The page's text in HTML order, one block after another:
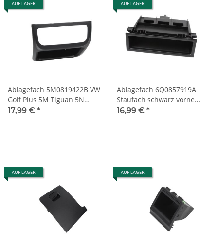
AUF LAGER
Ablagefach 5M0819422B VW
Golf Plus 5M Tiguan 5N
Blende Climatronic
17,99 € *
AUF LAGER
Ablagefach 6Q0857919A
Staufach schwarz vorne
Mittelkonsole VW Polo 9N
16,99 € *
AUF LAGER AUF LAGER